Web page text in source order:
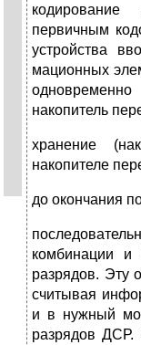
первичным
устройства
мационных
накопитель
хранение
накопителе
до окончания
комбинации и
разрядов. Эту
считывая
и в нужный
раз­рядов ДСР.